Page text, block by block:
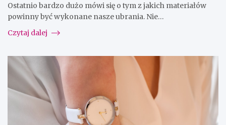
Ostatnio bardzo dużo mówi się o tym z jakich materiałów
powinny być wykonane nasze ubrania. Nie…
Czytaj dalej